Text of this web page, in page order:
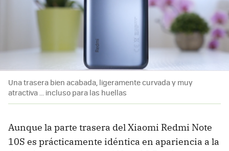
Una trasera bien acabada, ligeramente curvada y muy
atractiva ... incluso para las huellas
Aunque la parte trasera del Xiaomi Redmi Note
10S es prácticamente idéntica en apariencia a la